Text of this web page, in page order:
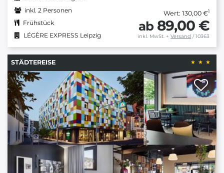
inkl. 2 Personen
Frühstück
LÉGÈRE EXPRESS Leipzig
Wert: 130,00 €1
ab 89,00 €
inkl. MwSt. + Versand / 10363
STÄDTEREISE